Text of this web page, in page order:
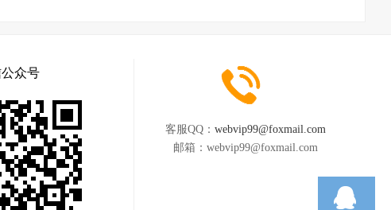
众号
客服QQ： webvip99@foxmail.com
邮箱： webvip99@foxmail.com